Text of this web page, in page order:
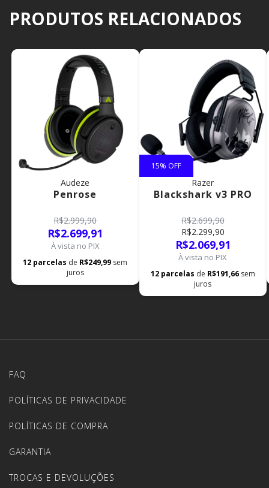
PRODUTOS RELACIONADOS
Audeze
Penrose
R$2.999,90
R$2.699,91
À vista no PIX
12 parcelas de R$249,99 sem
juros
15% OFF
Razer
Blackshark v3 PRO
R$2.699,90
R$2.299,90
R$2.069,91
À vista no PIX
12 parcelas de R$191,66 sem
juros
FAQ
POLÍTICAS DE PRIVACIDADE
POLÍTICAS DE COMPRA
GARANTIA
TROCAS E DEVOLUÇÕES